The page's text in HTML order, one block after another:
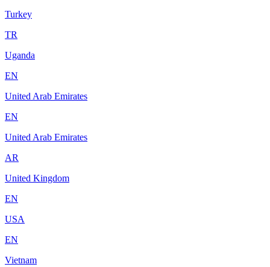
Turkey
TR
Uganda
EN
United Arab Emirates
EN
United Arab Emirates
AR
United Kingdom
EN
USA
EN
Vietnam